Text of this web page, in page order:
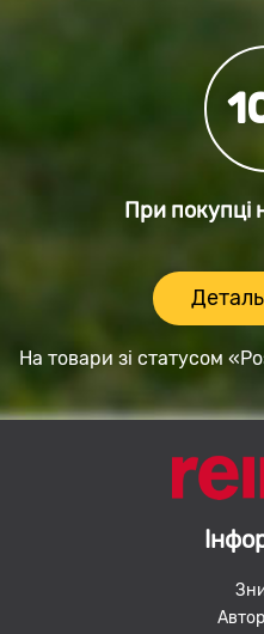
При покупці
На товари зі статусом